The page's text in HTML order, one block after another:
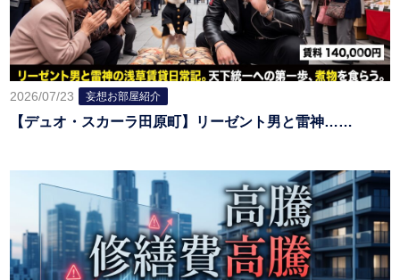
2026/07/23 妄想お部屋紹介
【デュオ・スカーラ田原町】リーゼント男と雷神……